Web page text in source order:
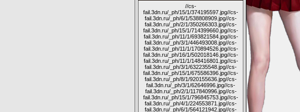
//cs-
fail.3dn.ru/_ph/15/1/374195597.jpg//cs-
fail.3dn.ru/_ph/6/1/538808909.jpg//cs-
fail.3dn.ru/_ph/2/1/350266303.jpg//cs-
fail.3dn.ru/_ph/15/1/714399660.jpg//cs-
fail.3dn.ru/_ph/11/1/693821584.jpg//cs-
fail.3dn.ru/_ph/3/1/446493008.jpg//cs-
fail.3dn.ru/_ph/11/1/170894526.jpg//cs-
fail.3dn.ru/_ph/16/1/502018146.jpg//cs-
fail.3dn.ru/_ph/11/1/148416801.jpg//cs-
fail.3dn.ru/_ph/3/1/632235548.jpg//cs-
fail.3dn.ru/_ph/15/1/675586396.jpg//cs-
fail.3dn.ru/_ph/8/1/920155636.jpg//cs-
fail.3dn.ru/_ph/3/1/62646996.jpg//cs-
fail.3dn.ru/_ph/2/1/117840996.jpg//cs-
fail.3dn.ru/_ph/15/1/796845753.jpg//cs-
fail.3dn.ru/_ph/4/1/224553871.jpg//cs-
fail.3dn.ru/_ph/6/1/564121942.jpg//cs-